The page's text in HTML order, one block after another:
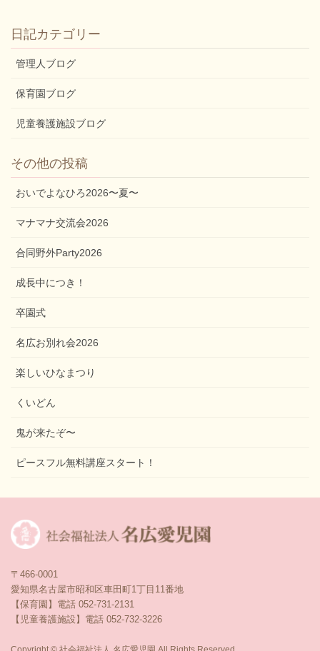
日記カテゴリー
管理人ブログ
保育園ブログ
児童養護施設ブログ
その他の投稿
おいでよなひろ2026〜夏〜
マナマナ交流会2026
合同野外Party2026
成長中につき！
卒園式
名広お別れ会2026
楽しいひなまつり
くいどん
鬼が来たぞ〜
ピースフル無料講座スタート！
〒466-0001
愛知県名古屋市昭和区車田町1丁目11番地
【保育園】電話 052-731-2131
【児童養護施設】電話 052-732-3226